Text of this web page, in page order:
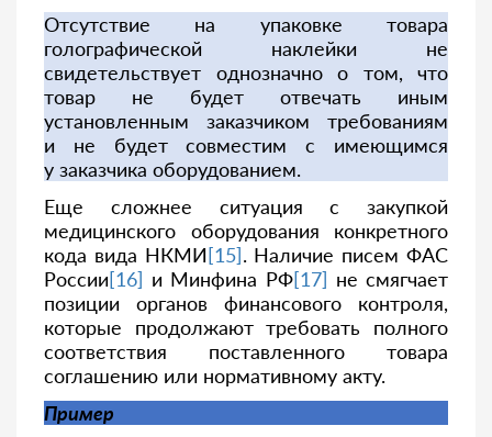
Отсутствие на упаковке товара
голографической наклейки не
свидетельствует однозначно о том, что
товар не будет отвечать иным
установленным заказчиком требованиям
и не будет совместим с имеющимся
у заказчика оборудованием.
Еще сложнее ситуация с закупкой
медицинского оборудования конкретного
кода вида НКМИ[15]. Наличие писем ФАС
России[16] и Минфина РФ[17] не смягчает
позиции органов финансового контроля,
которые продолжают требовать полного
соответствия поставленного товара
соглашению или нормативному акту.
Пример